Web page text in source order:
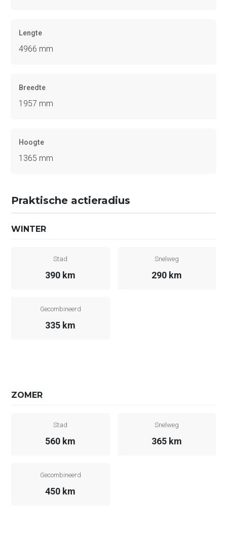
Lengte
4966 mm
Breedte
1957 mm
Hoogte
1365 mm
Praktische actieradius
WINTER
Stad
390 km
Snelweg
290 km
Gecombineerd
335 km
ZOMER
Stad
560 km
Snelweg
365 km
Gecombineerd
450 km